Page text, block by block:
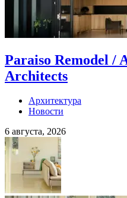
Paraiso Remodel /
Architects
Архитектура
Новости
6 августа, 2026